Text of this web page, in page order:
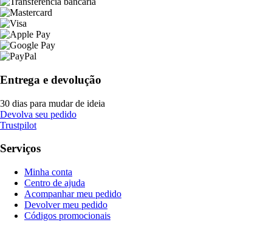
Entrega e devolução
30 dias para mudar de ideia
Devolva seu pedido
Trustpilot
Serviços
Minha conta
Centro de ajuda
Acompanhar meu pedido
Devolver meu pedido
Códigos promocionais